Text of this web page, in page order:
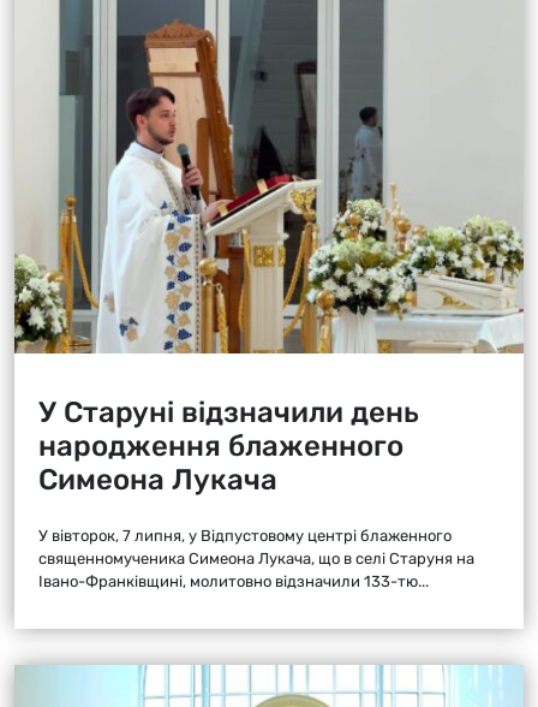
У Старуні відзначили день
народження блаженного
Симеона Лукача
У вівторок, 7 липня, у Відпустовому центрі блаженного
священномученика Симеона Лукача, що в селі Старуня на
Івано-Франківщині, молитовно відзначили 133-тю...